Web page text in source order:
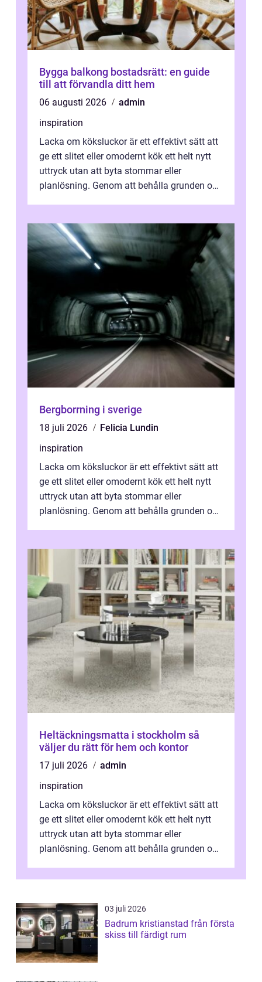
Bygga balkong bostadsrätt: en guide
till att förvandla ditt hem
06 augusti 2026
admin
inspiration
Lacka om köksluckor är ett effektivt sätt att
ge ett slitet eller omodernt kök ett helt nytt
uttryck utan att byta stommar eller
planlösning. Genom att behålla grunden och
Bergborrning i sverige
18 juli 2026
Felicia Lundin
inspiration
Lacka om köksluckor är ett effektivt sätt att
ge ett slitet eller omodernt kök ett helt nytt
uttryck utan att byta stommar eller
planlösning. Genom att behålla grunden och
Heltäckningsmatta i stockholm så
väljer du rätt för hem och kontor
17 juli 2026
admin
inspiration
Lacka om köksluckor är ett effektivt sätt att
ge ett slitet eller omodernt kök ett helt nytt
uttryck utan att byta stommar eller
planlösning. Genom att behålla grunden och
03 juli 2026
Badrum kristianstad från första
skiss till färdigt rum